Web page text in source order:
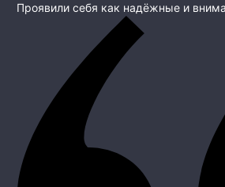
Проявили себя как надёжные и